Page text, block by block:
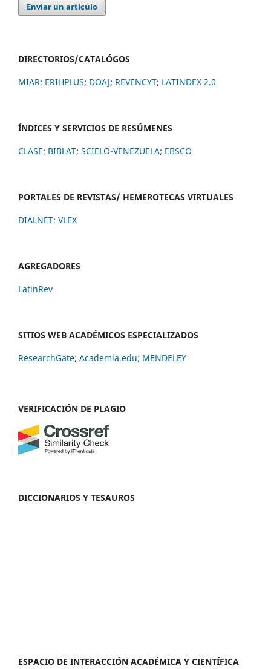
Enviar un artículo
DIRECTORIOS/CATALÓGOS
MIAR; ERIHPLUS; DOAJ; REVENCYT; LATINDEX 2.0
ÍNDICES Y SERVICIOS DE RESÚMENES
CLASE; BIBLAT; SCIELO-VENEZUELA; EBSCO
PORTALES DE REVISTAS/ HEMEROTECAS VIRTUALES
DIALNET; VLEX
AGREGADORES
LatinRev
SITIOS WEB ACADÉMICOS ESPECIALIZADOS
ResearchGate; Academia.edu; MENDELEY
VERIFICACIÓN DE PLAGIO
DICCIONARIOS Y TESAUROS
ESPACIO DE INTERACCIÓN ACADÉMICA Y CIENTÍFICA